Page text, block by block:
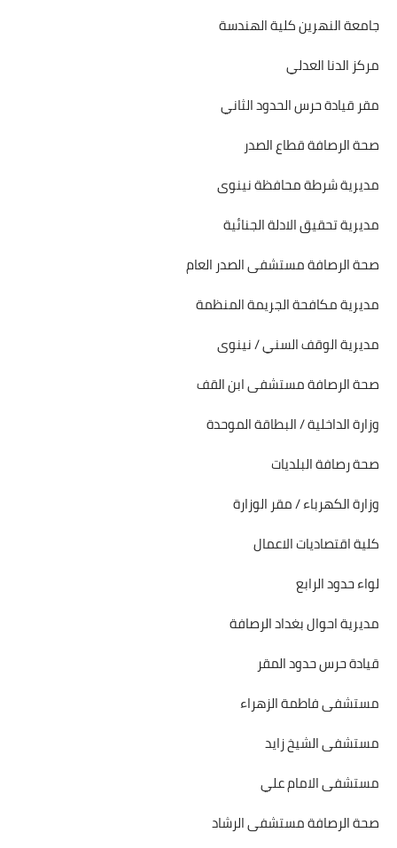
جامعة النهرين كلية الهندسة
مركز الدنا العدلي
مقر قيادة حرس الحدود الثاني
صحة الرصافة قطاع الصدر
مديرية شرطة محافظة نينوى
مديرية تحقيق الادلة الجنائية
صحة الرصافة مستشفى الصدر العام
مديرية مكافحة الجريمة المنظمة
مديرية الوقف السني / نينوى
صحة الرصافة مستشفى ابن القف
وزارة الداخلية / البطاقة الموحدة
صحة رصافة البلديات
وزارة الكهرباء / مقر الوزارة
كلية اقتصاديات الاعمال
لواء حدود الرابع
مديرية احوال بغداد الرصافة
قيادة حرس حدود المقر
مستشفى فاطمة الزهراء
مستشفى الشيخ زايد
مستشفى الامام علي
صحة الرصافة مستشفى الرشاد